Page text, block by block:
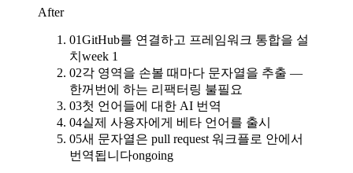
After
01GitHub를 연결하고 프레임워크 통합을 설
치 week 1
02각 영역을 손볼 때마다 문자열을 추출 —
한꺼번에 하는 리팩터링 불필요
03첫 언어들에 대한 AI 번역
04실제 사용자에게 베타 언어를 출시
05새 문자열은 pull request 워크플로 안에서
번역됩니다ongoing